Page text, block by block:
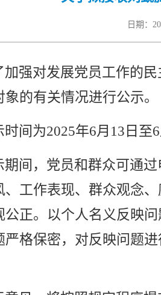
日期：
加强对发展党员工作的
象的有关情况进行公示。
时间为2025年6月13日至
期间，党员和群众可通
、工作表现、群众观念
公正。以个人名义反映
严格保密，对反映问题